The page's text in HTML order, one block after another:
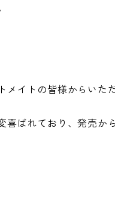
メイトの皆様からい
ばれており、発売か